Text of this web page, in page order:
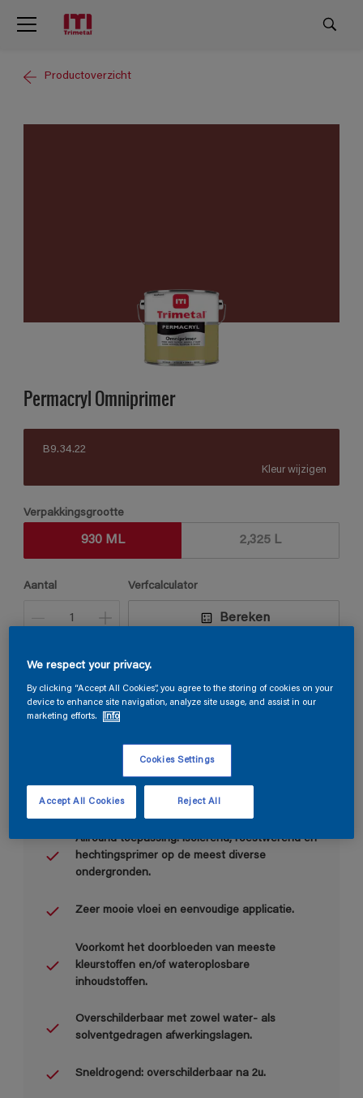
Productoverzicht
Permacryl Omniprimer
B9.34.22
Kleur wijzigen
Verpakkingsgrootte
930 ML 2,325 L
Aantal Verfcalculator
Bereken
Vind een verkooppunt
Belangrijkste voordelen
Allround toepassing: isolerend, roestwerend en
hechtingsprimer op de meest diverse
ondergronden.
Zeer mooie vloei en eenvoudige applicatie.
Voorkomt het doorbloeden van meeste
kleurstoffen en/of wateroplosbare
inhoudstoffen.
Overschilderbaar met zowel water- als
solventgedragen afwerkingslagen.
Sneldrogend: overschilderbaar na 2u.
We respect your privacy.
By clicking “Accept All Cookies”, you agree to the storing of cookies on your
device to enhance site navigation, analyze site usage, and assist in our
marketing efforts.
Info
Cookies Settings
Reject All
Accept All Cookies